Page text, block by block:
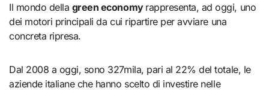
Il mondo della green economy rappresenta, ad oggi, uno
dei motori principali da cui ripartire per avviare una
concreta ripresa.
Dal 2008 a oggi, sono 327mila, pari al 22% del totale, le
aziende italiane che hanno scelto di investire nelle